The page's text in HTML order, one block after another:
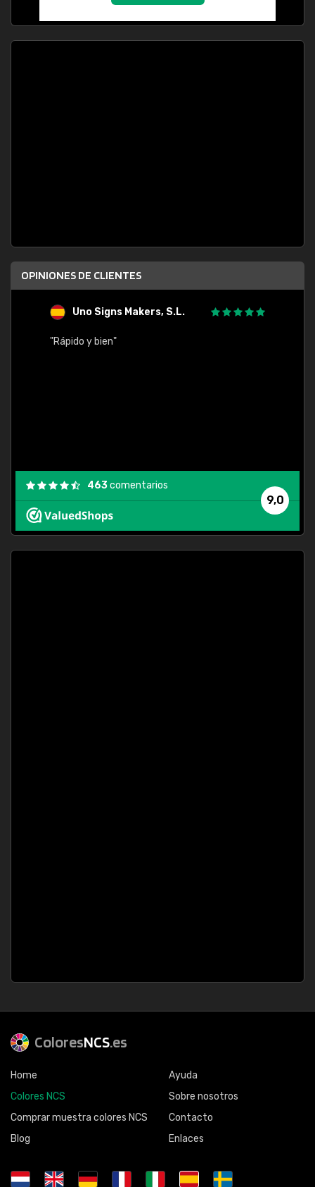
OPINIONES DE CLIENTES
Uno Signs Makers, S.L.
"Rápido y bien"
9,0
463comentarios
ColoresNCS.es
Home
Colores NCS
Comprar muestra colores NCS
Blog
Ayuda
Sobre nosotros
Contacto
Enlaces